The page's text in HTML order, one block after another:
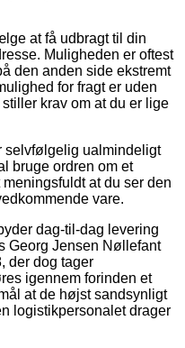
at få udbragt til din
Muligheden er oftest
den anden side ekstremt
for fragt er uden
krav om at du er lige
selvfølgelig ualmindeligt
bruge ordren om et
at du ser den
vare.
dag-til-dag levering
Georg Jensen Nøllefant
der dog tager
igennem forinden et
at de højst sandsynligt
logistikpersonalet drager